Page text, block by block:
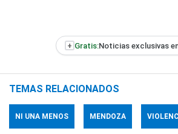
+ Gratis:Noticias exclusivas
TEMAS RELACIONADOS
NI UNA MENOS MENDOZA